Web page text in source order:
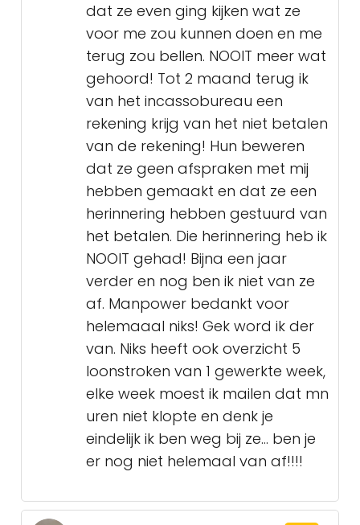
dat ze even ging kijken wat ze
voor me zou kunnen doen en me
terug zou bellen. NOOIT meer wat
gehoord! Tot 2 maand terug ik
van het incassobureau een
rekening krijg van het niet betalen
van de rekening! Hun beweren
dat ze geen afspraken met mij
hebben gemaakt en dat ze een
herinnering hebben gestuurd van
het betalen. Die herinnering heb ik
NOOIT gehad! Bijna een jaar
verder en nog ben ik niet van ze
af. Manpower bedankt voor
helemaaal niks! Gek word ik der
van. Niks heeft ook overzicht 5
loonstroken van 1 gewerkte week,
elke week moest ik mailen dat mn
uren niet klopte en denk je
eindelijk ik ben weg bij ze... ben je
er nog niet helemaal van af!!!!